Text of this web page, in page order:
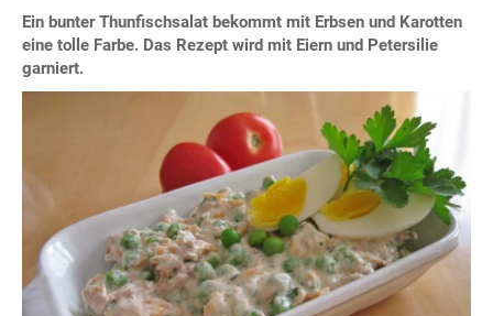
Ein bunter Thunfischsalat bekommt mit Erbsen und Karotten
eine tolle Farbe. Das Rezept wird mit Eiern und Petersilie
garniert.